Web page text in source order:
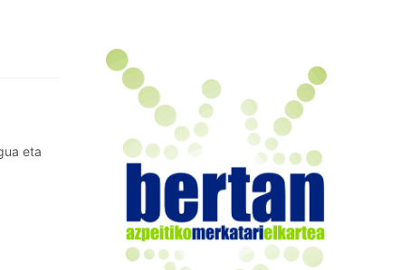
eta